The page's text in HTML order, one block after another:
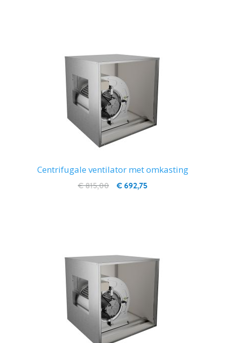
Centrifugale ventilator met omkasting
€ 692,75
€ 815,00